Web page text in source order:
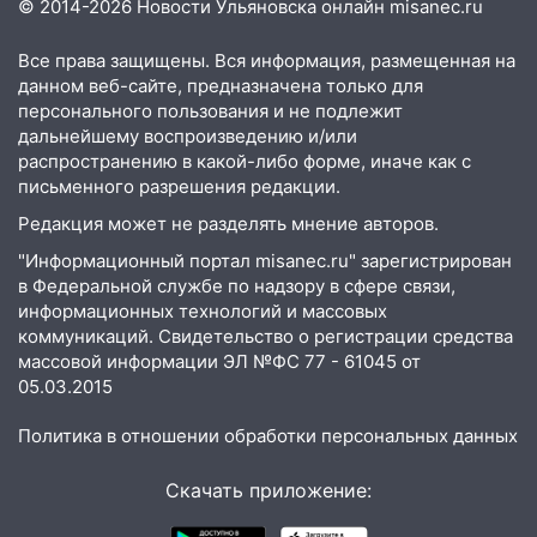
20:38 Ульяновские легкоатлетки
завоевали серебро Первенства России
20:06 В Ишеевке 24-летний мужчина
ударил знакомого ножом в грудь
19:39
В Ульяновске открылась выставка
к 100-летию художника Владимира
Зинина
19:10 Прогноз погоды в Ульяновской
области на 4 августа
18:54
На трассе Казань — Ульяновск
вспыхнул бензовоз
18:32
В Ульяновской области на
490 млн рублей
© 2014-2026 Новости Ульяновска онлайн misanec.ru
Все права защищены. Вся информация, размещенная на
данном веб-сайте, предназначена только для
персонального пользования и не подлежит
дальнейшему воспроизведению и/или
распространению в какой-либо форме, иначе как с
письменного разрешения редакции.
Редакция может не разделять мнение авторов.
"Информационный портал misanec.ru" зарегистрирован
в Федеральной службе по надзору в сфере связи,
информационных технологий и массовых
коммуникаций. Свидетельство о регистрации средства
массовой информации ЭЛ №ФС 77 - 61045 от
05.03.2015
Политика в отношении обработки персональных данных
Скачать приложение: